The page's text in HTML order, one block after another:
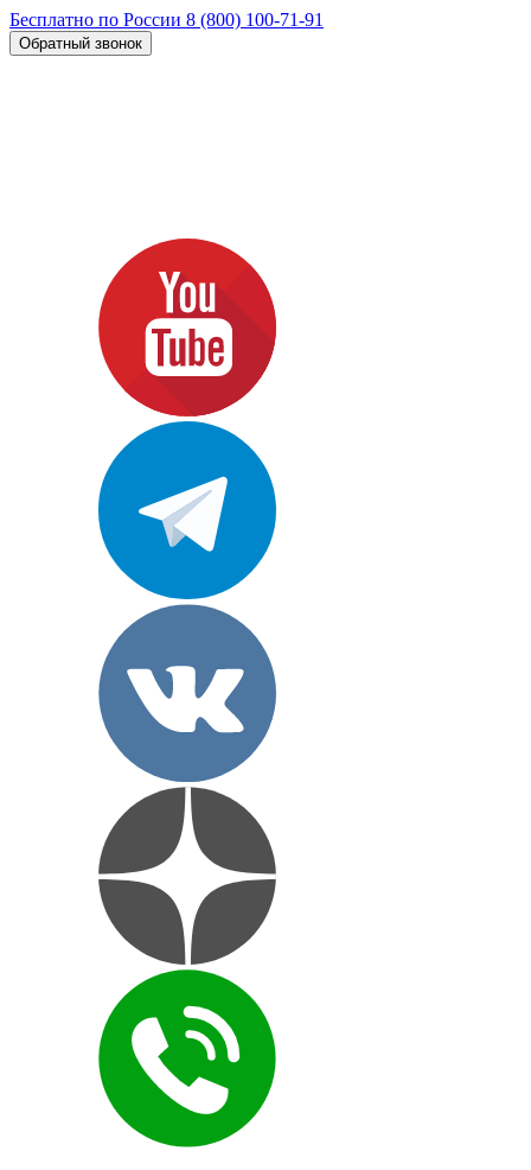
Бесплатно по России 8 (800) 100-71-91
Обратный звонок